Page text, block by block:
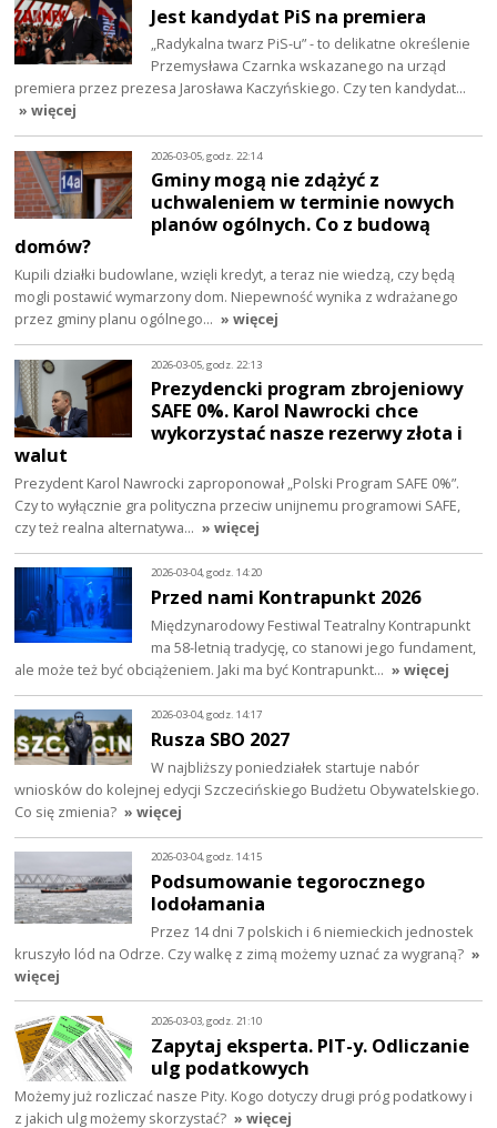
Jest kandydat PiS na premiera
„Radykalna twarz PiS-u” - to delikatne określenie
Przemysława Czarnka wskazanego na urząd
premiera przez prezesa Jarosława Kaczyńskiego. Czy ten kandydat…
» więcej
2026-03-05, godz. 22:14
Gminy mogą nie zdążyć z
uchwaleniem w terminie nowych
planów ogólnych. Co z budową
domów?
Kupili działki budowlane, wzięli kredyt, a teraz nie wiedzą, czy będą
mogli postawić wymarzony dom. Niepewność wynika z wdrażanego
przez gminy planu ogólnego… » więcej
2026-03-05, godz. 22:13
Prezydencki program zbrojeniowy
SAFE 0%. Karol Nawrocki chce
wykorzystać nasze rezerwy złota i
walut
Prezydent Karol Nawrocki zaproponował „Polski Program SAFE 0%”.
Czy to wyłącznie gra polityczna przeciw unijnemu programowi SAFE,
czy też realna alternatywa… » więcej
2026-03-04, godz. 14:20
Przed nami Kontrapunkt 2026
Międzynarodowy Festiwal Teatralny Kontrapunkt
ma 58-letnią tradycję, co stanowi jego fundament,
ale może też być obciążeniem. Jaki ma być Kontrapunkt… » więcej
2026-03-04, godz. 14:17
Rusza SBO 2027
W najbliższy poniedziałek startuje nabór
wniosków do kolejnej edycji Szczecińskiego Budżetu Obywatelskiego.
Co się zmienia? » więcej
2026-03-04, godz. 14:15
Podsumowanie tegorocznego
lodołamania
Przez 14 dni 7 polskich i 6 niemieckich jednostek
kruszyło lód na Odrze. Czy walkę z zimą możemy uznać za wygraną? »
więcej
2026-03-03, godz. 21:10
Zapytaj eksperta. PIT-y. Odliczanie
ulg podatkowych
Możemy już rozliczać nasze Pity. Kogo dotyczy drugi próg podatkowy i
z jakich ulg możemy skorzystać? » więcej